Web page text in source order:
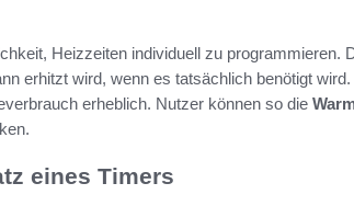
Heizzeiten individuell zu programmieren.
erhitzt wird, wenn es tatsächlich benötigt
erheblich. Nutzer können so die
eines Timers